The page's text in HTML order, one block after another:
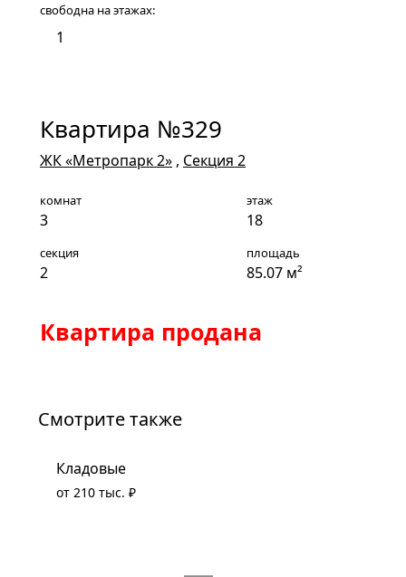
свободна на этажах:
1
Квартира №329
ЖК «Метропарк 2» , Секция 2
комнат
3
этаж
18
секция
2
площадь
85.07 м²
Квартира продана
Смотрите также
Кладовые
от 210 тыс. ₽